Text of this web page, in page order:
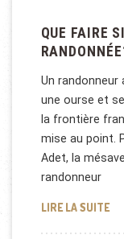
QUE FAIRE
Un
une ourse et
la frontière
mise au point.
Adet, la
randonneur
LIRE LA SUITE